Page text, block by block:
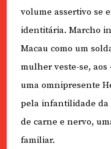
volume assertivo se
identitária. Marcho
Macau como um
mulher veste-se, aos
uma omnipresente
pela infantilidade da
de carne e nervo,
familiar.